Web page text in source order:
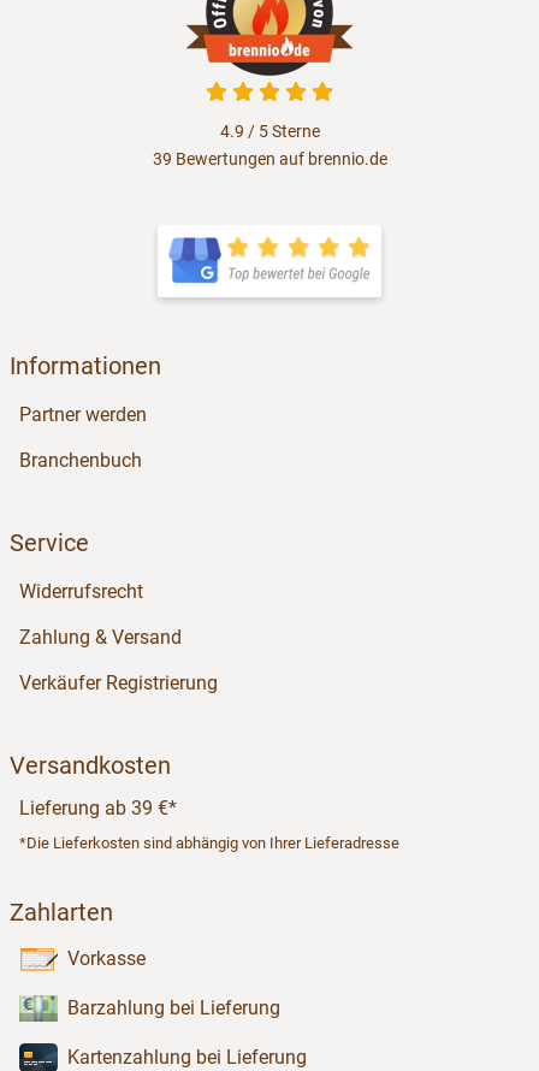
4.9 / 5Sterne
39 Bewertungen auf brennio.de
öffnet in neuem Fenster
Informationen
Partner werden
Branchenbuch
Service
Widerrufsrecht
Zahlung & Versand
Verkäufer Registrierung
Versandkosten
Lieferung ab 39 €*
*Die Lieferkosten sind abhängig von Ihrer Lieferadresse
Zahlarten
Vorkasse
Barzahlung bei Lieferung
Kartenzahlung bei Lieferung